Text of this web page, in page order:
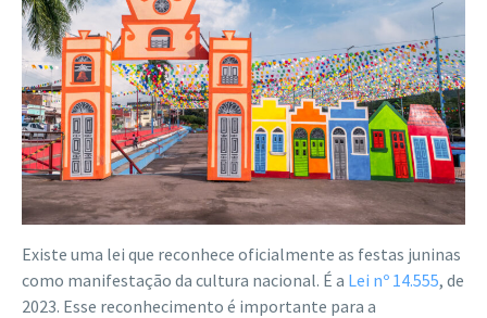
Existe uma lei que reconhece oficialmente as festas juninas
como manifestação da cultura nacional. É a Lei nº 14.555, de
2023. Esse reconhecimento é importante para a